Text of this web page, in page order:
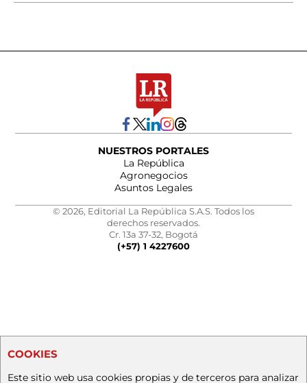
NUESTROS PORTALES
La República
Agronegocios
Asuntos Legales
© 2026, Editorial La República S.A.S. Todos los
derechos reservados.
Cr. 13a 37-32, Bogotá
(+57) 1 4227600
COOKIES
Este sitio web usa cookies propias y de terceros para analizar